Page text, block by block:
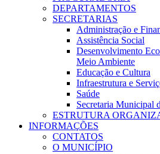
DEPARTAMENTOS
SECRETARIAS
Administração e
Assistência Social
Desenvolvimento
Meio Ambiente
Educação e Cultura
Infraestrutura e
Saúde
Secretaria Municipal
ESTRUTURA
INFORMAÇÕES
CONTATOS
O MUNICÍPIO